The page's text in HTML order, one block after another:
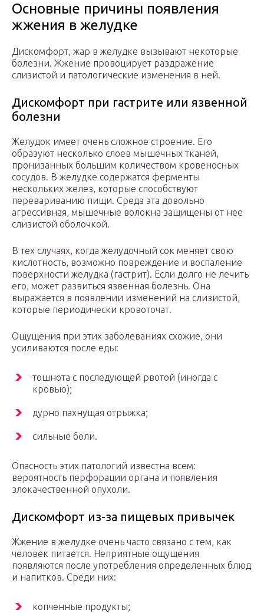
Основные причины появления
жжения в желудке
Дискомфорт, жар в желудке вызывают некоторые
болезни. Жжение провоцирует раздражение
слизистой и патологические изменения в ней.
Дискомфорт при гастрите или язвенной
болезни
Желудок имеет очень сложное строение. Его
образуют несколько слоев мышечных тканей,
пронизанных большим количеством кровеносных
сосудов. В желудке содержатся ферменты
нескольких желез, которые способствуют
перевариванию пищи. Среда эта довольно
агрессивная, мышечные волокна защищены от нее
слизистой оболочкой.
В тех случаях, когда желудочный сок меняет свою
кислотность, возможно повреждение и воспаление
поверхности желудка (гастрит). Если долго не лечить
его, может развиться язвенная болезнь. Она
выражается в появлении изменений на слизистой,
которые периодически кровоточат.
Ощущения при этих заболеваниях схожие, они
усиливаются после еды:
тошнота с последующей рвотой (иногда с
кровью);
дурно пахнущая отрыжка;
сильные боли.
Опасность этих патологий известна всем:
вероятность перфорации органа и появления
злокачественной опухоли.
Дискомфорт из-за пищевых привычек
Жжение в желудке очень часто связано с тем, как
человек питается. Неприятные ощущения
появляются после употребления определенных блюд
и напитков. Среди них:
копченные продукты;